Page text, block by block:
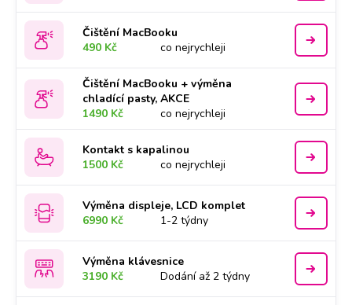
Čištění MacBooku
490 Kč
co nejrychleji
Čištění MacBooku + výměna
chladící pasty, AKCE
1490 Kč
co nejrychleji
Kontakt s kapalinou
1500 Kč
co nejrychleji
Výměna displeje, LCD komplet
6990 Kč
1-2 týdny
Výměna klávesnice
3190 Kč
Dodání až 2 týdny